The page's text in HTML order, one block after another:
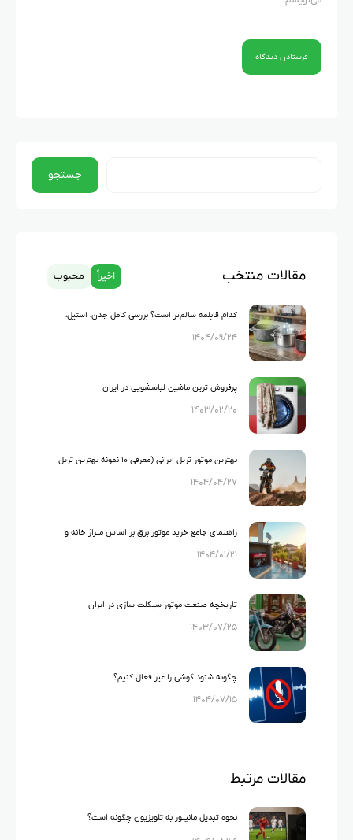
جستجو
مقالات منتخب اخیراً محبوب
کدام قابلمه سالم‌تر است؟ بررسی کامل چدن، استیل،
گرانیت و تفلون
۱۴۰۴/۰۹/۲۴
پرفروش ترین ماشین لباسشویی در ایران
۱۴۰۳/۰۲/۲۰
بهترین موتور تریل ایرانی (معرفی ۱۰ نمونه بهترین تریل
های ایرانی)
۱۴۰۴/۰۴/۲۷
راهنمای جامع خرید موتور برق بر اساس متراژ خانه و
لوازم خانگی
۱۴۰۴/۰۱/۲۱
تاریخچه صنعت موتور سیکلت سازی در ایران
۱۴۰۳/۰۷/۲۵
چگونه شنود گوشی را غیر فعال کنیم؟
۱۴۰۴/۰۷/۱۵
مقالات مرتبط
نحوه تبدیل مانیتور به تلویزیون چگونه است؟